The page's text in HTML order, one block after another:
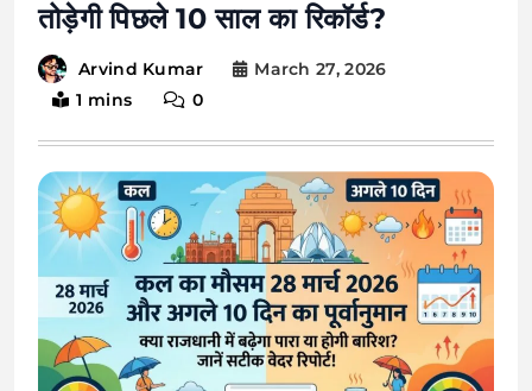
तोड़ेगी पिछले 10 साल का रिकॉर्ड?
Arvind Kumar
March 27, 2026
1 mins
0